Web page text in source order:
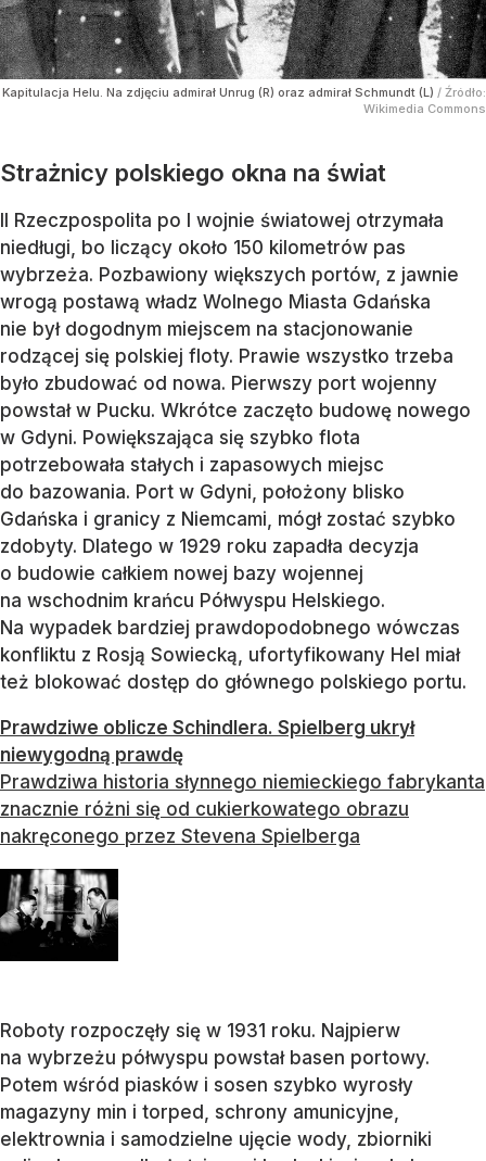
Kapitulacja Helu. Na zdjęciu admirał Unrug (R) oraz admirał Schmundt (L) / Źródło:
Wikimedia Commons
Strażnicy polskiego okna na świat
II Rzeczpospolita po I wojnie światowej otrzymała
niedługi, bo liczący około 150 kilometrów pas
wybrzeża. Pozbawiony większych portów, z jawnie
wrogą postawą władz Wolnego Miasta Gdańska
nie był dogodnym miejscem na stacjonowanie
rodzącej się polskiej floty. Prawie wszystko trzeba
było zbudować od nowa. Pierwszy port wojenny
powstał w Pucku. Wkrótce zaczęto budowę nowego
w Gdyni. Powiększająca się szybko flota
potrzebowała stałych i zapasowych miejsc
do bazowania. Port w Gdyni, położony blisko
Gdańska i granicy z Niemcami, mógł zostać szybko
zdobyty. Dlatego w 1929 roku zapadła decyzja
o budowie całkiem nowej bazy wojennej
na wschodnim krańcu Półwyspu Helskiego.
Na wypadek bardziej prawdopodobnego wówczas
konfliktu z Rosją Sowiecką, ufortyfikowany Hel miał
też blokować dostęp do głównego polskiego portu.
Prawdziwe oblicze Schindlera. Spielberg ukrył
niewygodną prawdę
Prawdziwa historia słynnego niemieckiego fabrykanta
znacznie różni się od cukierkowatego obrazu
nakręconego przez Stevena Spielberga
Roboty rozpoczęły się w 1931 roku. Najpierw
na wybrzeżu półwyspu powstał basen portowy.
Potem wśród piasków i sosen szybko wyrosły
magazyny min i torped, schrony amunicyjne,
elektrownia i samodzielne ujęcie wody, zbiorniki